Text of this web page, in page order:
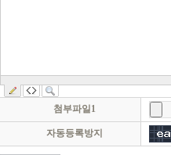
첨부파일1
자동등록방지